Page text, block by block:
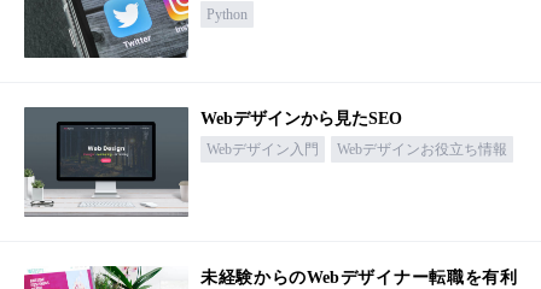
Python
Webデザインから見たSEO
Webデザイン入門 Webデザインお役立ち情報
未経験からのWebデザイナー転職を有利